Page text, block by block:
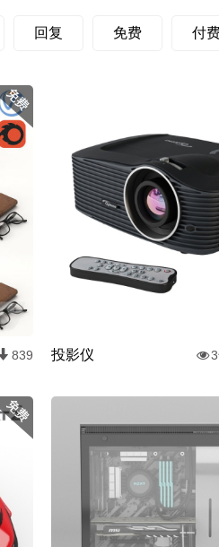
回复 免费 付
839 投影仪